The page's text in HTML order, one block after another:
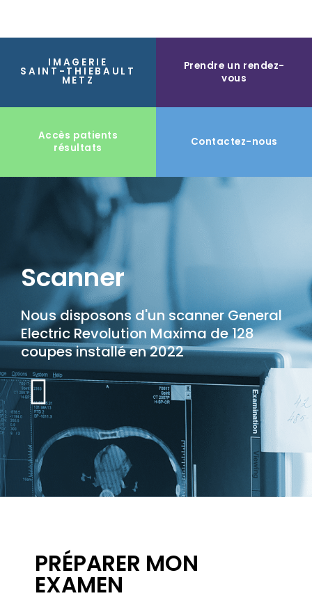
IMAGERIE
SAINT-THIEBAULT
METZ
Prendre un rendez-
vous
Accès patients
résultats
Contactez-nous
Scanner
Nous disposons d'un scanner General
Electric Revolution Maxima de 128
coupes installé en 2022
PRÉPARER MON
EXAMEN